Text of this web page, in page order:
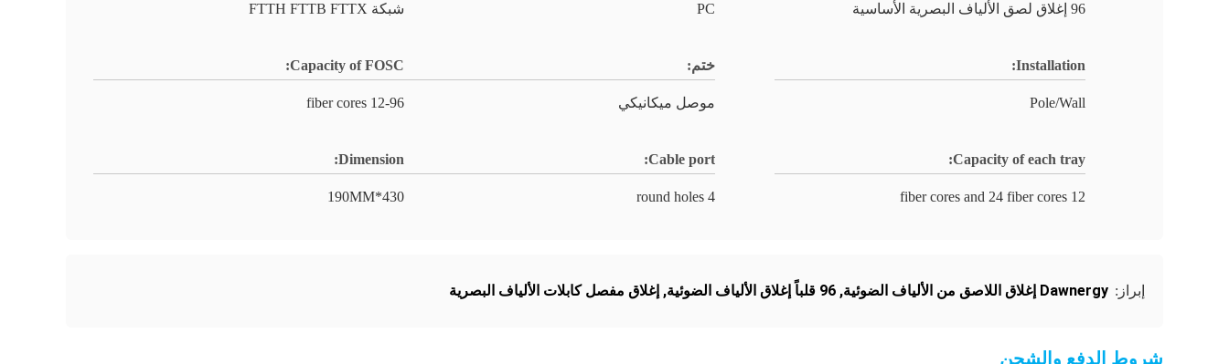
96 إغلاق لصق الألياف البصرية الأساسية PC شبكة FTTH FTTB FTTX
Installation:
Pole/Wall
ختم:
موصل ميكانيكي
Capacity of FOSC:
12-96 fiber cores
Capacity of each tray:
12 fiber cores and 24 fiber cores
Cable port:
4 round holes
Dimension:
430*190MM
إبراز: Dawnergy إغلاق اللاصق من الألياف الضوئية , 96 قلباً إغلاق الألياف الضوئية , إغلاق مفصل كابلات الألياف البصرية
شروط الدفع والشحن